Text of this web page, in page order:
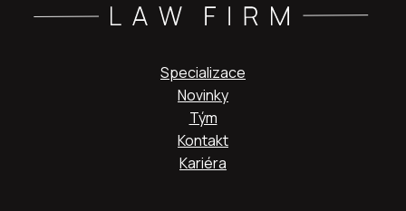
Specializace
Novinky
Tým
Kontakt
Kariéra